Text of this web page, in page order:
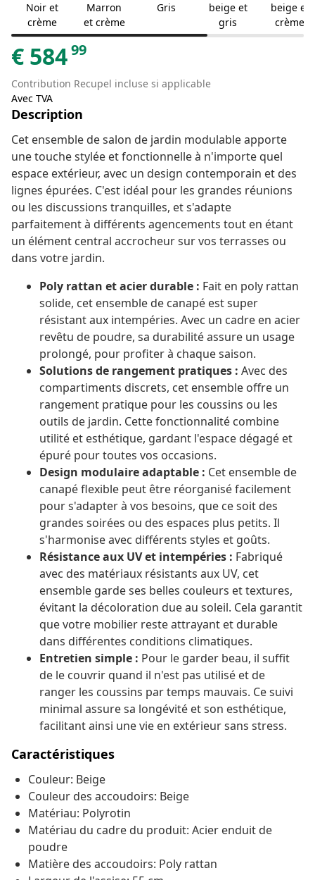
Noir et
crème
Marron
et crème
Gris
beige et
gris
beige et
crème
€ 58499
Contribution Recupel incluse si applicable
Avec TVA
Description
Cet ensemble de salon de jardin modulable apporte
une touche stylée et fonctionnelle à n'importe quel
espace extérieur, avec un design contemporain et des
lignes épurées. C'est idéal pour les grandes réunions
ou les discussions tranquilles, et s'adapte
parfaitement à différents agencements tout en étant
un élément central accrocheur sur vos terrasses ou
dans votre jardin.
Poly rattan et acier durable : Fait en poly rattan
solide, cet ensemble de canapé est super
résistant aux intempéries. Avec un cadre en acier
revêtu de poudre, sa durabilité assure un usage
prolongé, pour profiter à chaque saison.
Solutions de rangement pratiques : Avec des
compartiments discrets, cet ensemble offre un
rangement pratique pour les coussins ou les
outils de jardin. Cette fonctionnalité combine
utilité et esthétique, gardant l'espace dégagé et
épuré pour toutes vos occasions.
Design modulaire adaptable : Cet ensemble de
canapé flexible peut être réorganisé facilement
pour s'adapter à vos besoins, que ce soit des
grandes soirées ou des espaces plus petits. Il
s'harmonise avec différents styles et goûts.
Résistance aux UV et intempéries : Fabriqué
avec des matériaux résistants aux UV, cet
ensemble garde ses belles couleurs et textures,
évitant la décoloration due au soleil. Cela garantit
que votre mobilier reste attrayant et durable
dans différentes conditions climatiques.
Entretien simple : Pour le garder beau, il suffit
de le couvrir quand il n'est pas utilisé et de
ranger les coussins par temps mauvais. Ce suivi
minimal assure sa longévité et son esthétique,
facilitant ainsi une vie en extérieur sans stress.
Caractéristiques
Couleur: Beige
Couleur des accoudoirs: Beige
Matériau: Polyrotin
Matériau du cadre du produit: Acier enduit de
poudre
Matière des accoudoirs: Poly rattan